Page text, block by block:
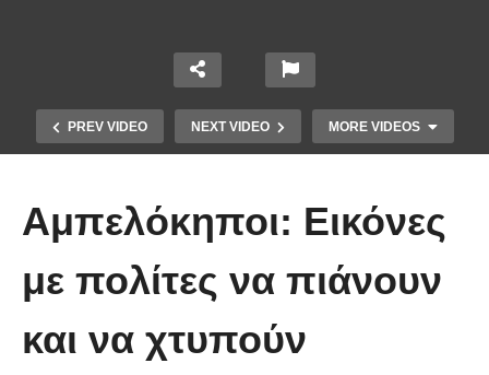
PREV VIDEO NEXT VIDEO MORE VIDEOS
πρώτη στιγμή και συγκίνησε το
Αμπελόκηποι: Εικόνες
με πολίτες να πιάνουν
και να χτυπούν